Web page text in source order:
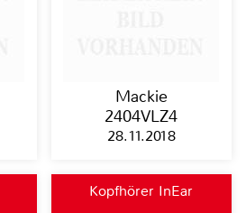
Mackie
2404VLZ4
28.11.2018
Kopfhörer InEar